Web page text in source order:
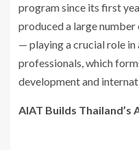
program since its first
produced a large
— playing a crucial role
professionals, which
development and
AIAT Builds Thailand’s